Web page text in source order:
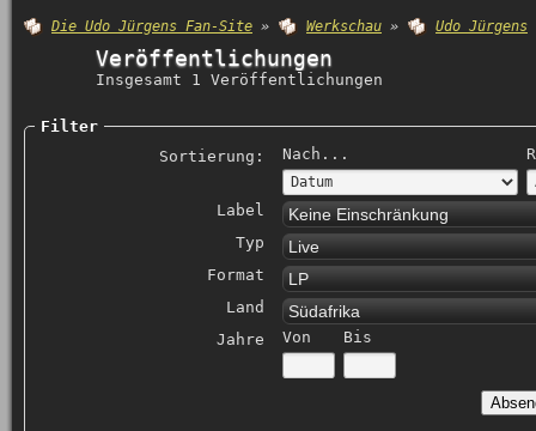
Die Udo Jürgens Fan-Site » Werkschau » Udo Jürgens
Veröffentlichungen
Insgesamt 1 Veröffentlichungen
Filter
Sortierung:
Nach...
Label Keine Einschränkung
Typ Live
Format LP
Land Südafrika
Jahre Von Bis